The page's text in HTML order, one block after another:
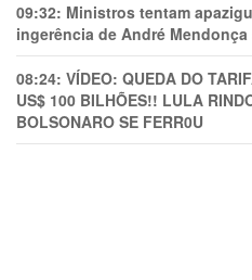
09:32: Ministros tentam
ingerência de André
08:24: VÍDEO: QUEDA DO
US$ 100 BILHÕES!! LULA
BOLSONARO SE FERR0U